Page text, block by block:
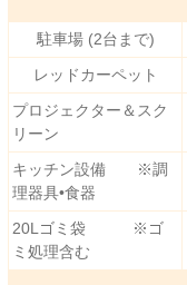
駐車場 (2台まで)
レッドカーペット
プロジェクター＆スク
リーン
キッチン設備 ※調
理器具•食器
20Lゴミ袋 ※ゴ
ミ処理含む